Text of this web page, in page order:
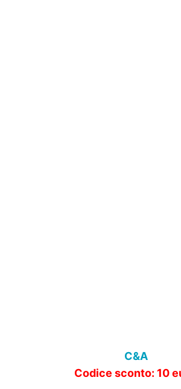
C&A
Codice sconto: 10